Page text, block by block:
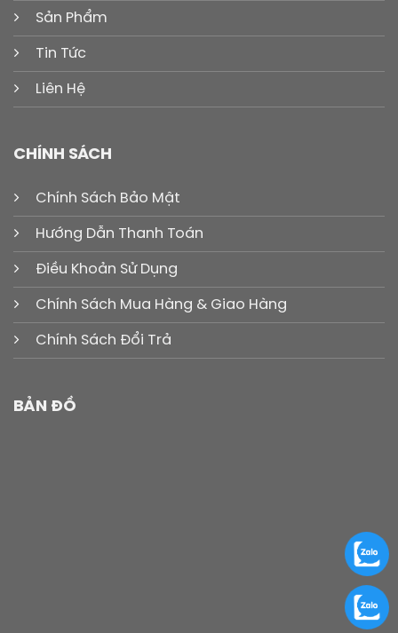
Sản Phẩm
Tin Tức
Liên Hệ
CHÍNH SÁCH
Chính Sách Bảo Mật
Hướng Dẫn Thanh Toán
Điều Khoản Sử Dụng
Chính Sách Mua Hàng & Giao Hàng
Chính Sách Đổi Trả
BẢN ĐỒ